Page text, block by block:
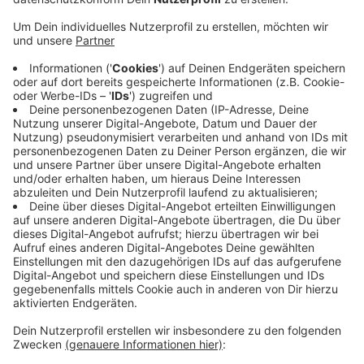
Veröffentlicht:Freitag, 09.05.2025 07:50
Anzeige
Hintergrund: Der neue Bundesinnenminister Alexander
Dobrindt hatte angekündigt, schärfer kontrollieren zu
lassen. Dabei sollten auch Asylsuchende an der Grenze
zurückgewiesen werden können, wenn sie in anderen
EU-Ländern bereits Anträge gestellt haben. Dies soll
allerdings nicht für Schwangere, Kinder und andere
Angehörige sogenannter vulnerabler Gruppen gelten.
Anzeige